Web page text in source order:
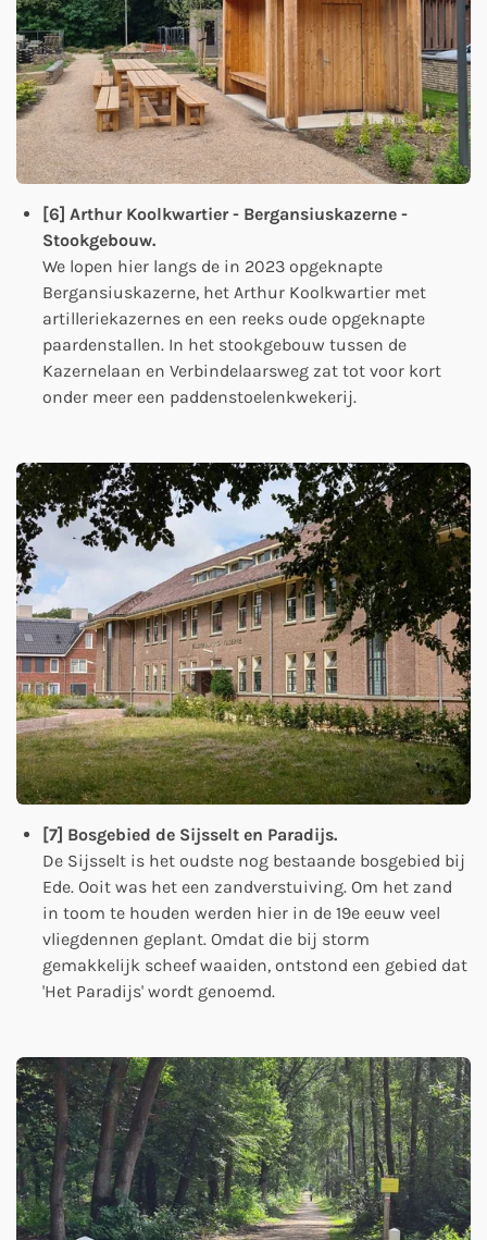
[6] Arthur Koolkwartier - Bergansiuskazerne -
Stookgebouw.
We lopen hier langs de in 2023 opgeknapte
Bergansiuskazerne, het Arthur Koolkwartier met
artilleriekazernes en een reeks oude opgeknapte
paardenstallen. In het stookgebouw tussen de
Kazernelaan en Verbindelaarsweg zat tot voor kort
onder meer een paddenstoelenkwekerij.
[7] Bosgebied de Sijsselt en Paradijs.
De Sijsselt is het oudste nog bestaande bosgebied bij
Ede. Ooit was het een zandverstuiving. Om het zand
in toom te houden werden hier in de 19e eeuw veel
vliegdennen geplant. Omdat die bij storm
gemakkelijk scheef waaiden, ontstond een gebied dat
'Het Paradijs' wordt genoemd.